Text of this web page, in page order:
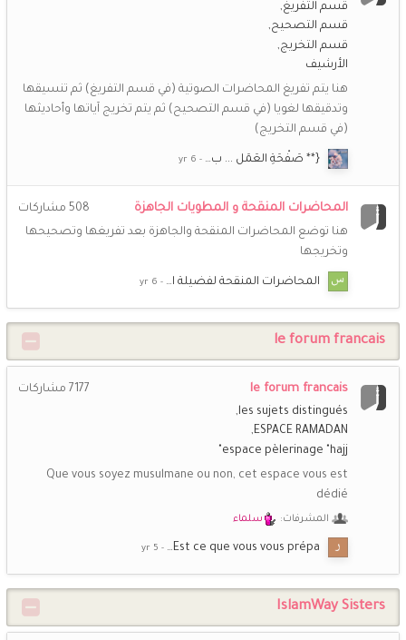
قسم التفريغ
قسم التصحيح
قسم التخريج
الأرشيف
هنا يتم تفريغ المحاضرات الصوتية (في قسم التفريغ) ثم تنسيقها
وتدقيقها لغويا (في قسم التصحيح) ثم يتم تخريج آياتها وأحاديثها
(في قسم التخريج)
{** صَفْحَةِ العَمَل ... ب…
المحاضرات المنقحة و المطويات الجاهزة
هنا توضع المحاضرات المنقحة والجاهزة بعد تفريغها وتصحيحها
وتخريجها
508 مشاركات
المحاضرات المنقحة لفضيلة ا…
le forum francais
le forum francais
les sujets distingués
ESPACE RAMADAN
espace pèlerinage "hajj"
Que vous soyez musulmane ou non, cet espace vous est
dédié
المشرفات: سلماء
7177 مشاركات
Est ce que vous vous prépa…
IslamWay Sisters